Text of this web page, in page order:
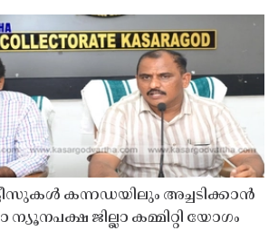
കന്നഡയിലും അച്ചടിക്കാൻ
ന്യൂനപക്ഷ ജില്ലാ കമ്മിറ്റി യോഗം